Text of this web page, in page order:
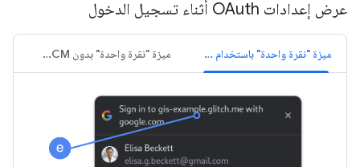
عرض إعدادات OAuth أثناء تسجيل الدخول
ميزة "نقرة واحدة" باستخدام FedCM ميزة "نقرة واحدة" بدون FedCM